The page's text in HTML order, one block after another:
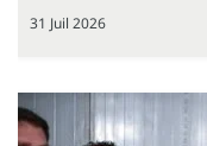
31 Juil 2026